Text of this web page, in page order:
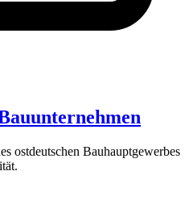
ostdeutschen Bauhauptgewerbes